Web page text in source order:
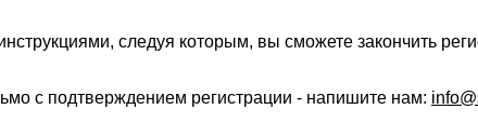
следуя которым, вы сможете закончить
с подтверждением регистрации - напишите нам: